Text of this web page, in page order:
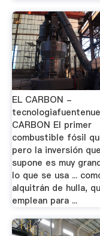
EL CARBON -
CARBON El primer
combustible fósil
pero la inversión que
supone es muy
lo que se usa ...
alquitrán de hulla,
emplean para ...